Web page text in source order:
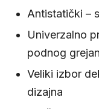
Antistatički –
Univerzalno
podnog
Veliki izbor
dizajna